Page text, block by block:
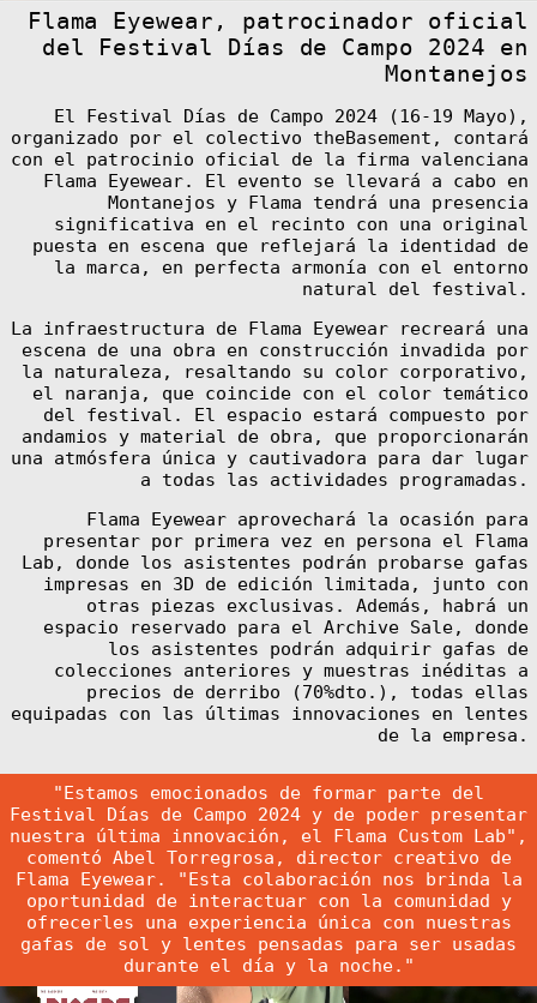
Flama Eyewear, patrocinador oficial
del Festival Días de Campo 2024 en
Montanejos
El Festival Días de Campo 2024 (16-19 Mayo),
organizado por el colectivo theBasement, contará
con el patrocinio oficial de la firma valenciana
Flama Eyewear. El evento se llevará a cabo en
Montanejos y Flama tendrá una presencia
significativa en el recinto con una original
puesta en escena que reflejará la identidad de
la marca, en perfecta armonía con el entorno
natural del festival.
La infraestructura de Flama Eyewear recreará una
escena de una obra en construcción invadida por
la naturaleza, resaltando su color corporativo,
el naranja, que coincide con el color temático
del festival. El espacio estará compuesto por
andamios y material de obra, que proporcionarán
una atmósfera única y cautivadora para dar lugar
a todas las actividades programadas.
Flama Eyewear aprovechará la ocasión para
presentar por primera vez en persona el Flama
Lab, donde los asistentes podrán probarse gafas
impresas en 3D de edición limitada, junto con
otras piezas exclusivas. Además, habrá un
espacio reservado para el Archive Sale, donde
los asistentes podrán adquirir gafas de
colecciones anteriores y muestras inéditas a
precios de derribo (70%dto.), todas ellas
equipadas con las últimas innovaciones en lentes
de la empresa.
"Estamos emocionados de formar parte del
Festival Días de Campo 2024 y de poder presentar
nuestra última innovación, el Flama Custom Lab",
comentó Abel Torregrosa, director creativo de
Flama Eyewear. "Esta colaboración nos brinda la
oportunidad de interactuar con la comunidad y
ofrecerles una experiencia única con nuestras
gafas de sol y lentes pensadas para ser usadas
durante el día y la noche."
Croatia (EUR €)
Curaçao (ANG ƒ)
Czechia (CZK
Denmark (DKK
Djibouti (DJF
Fdj)
Dominica (XCD
$)
$)
Ecuador (USD $)
El Salvador
Equatorial
Guinea (XAF
CFA)
Eritrea (EUR €)
Estonia (EUR €)
Eswatini (EUR
€)
Ethiopia (ETB
Br)
Falkland
Islands (FKP £)
Faroe Islands
Finland (EUR €)
France (EUR €)
French Guiana
(EUR €)
French
Polynesia (XPF
Fr)
French Southern
Territories